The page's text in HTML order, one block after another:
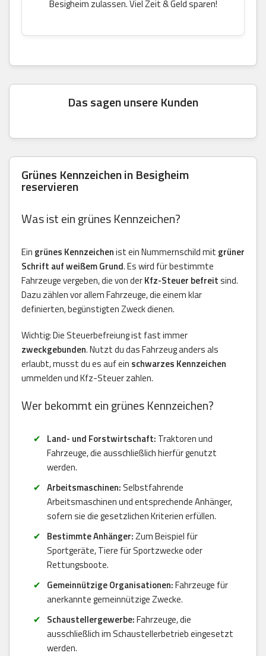
Besigheim zulassen. Viel Zeit & Geld sparen!
Das sagen unsere Kunden
Grünes Kennzeichen in Besigheim
reservieren
Was ist ein grünes Kennzeichen?
Ein grünes Kennzeichenist ein Nummernschild mit grüner
Schrift auf weißem Grund. Es wird für bestimmte
Fahrzeuge vergeben, die von derKfz-Steuer befreitsind.
Dazu zählen vor allem Fahrzeuge, die einem klar
definierten, begünstigten Zweck dienen.
Wichtig: Die Steuerbefreiung ist fast immer
zweckgebunden. Nutzt du das Fahrzeug anders als
erlaubt, musst du es auf ein schwarzes Kennzeichen
ummelden und Kfz-Steuer zahlen.
Wer bekommt ein grünes Kennzeichen?
Land- und Forstwirtschaft: Traktoren und
Fahrzeuge, die ausschließlich hierfür genutzt
werden.
Arbeitsmaschinen: Selbstfahrende
Arbeitsmaschinen und entsprechende Anhänger,
sofern sie die gesetzlichen Kriterien erfüllen.
Bestimmte Anhänger:Zum Beispiel für
Sportgeräte, Tiere für Sportzwecke oder
Rettungsboote.
Gemeinnützige Organisationen:Fahrzeuge für
anerkannte gemeinnützige Zwecke.
Schaustellergewerbe:Fahrzeuge, die
ausschließlich im Schaustellerbetrieb eingesetzt
werden.